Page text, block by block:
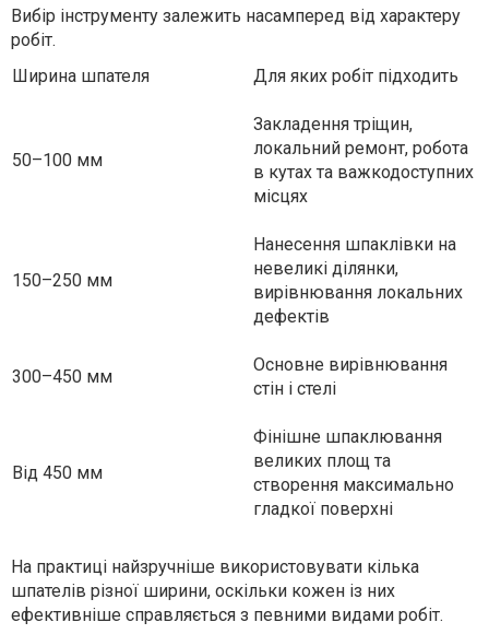
Вибір інструменту залежить насамперед від характеру
робіт.
Ширина шпателя
Для яких робіт підходить
50–100 мм
Закладення тріщин,
локальний ремонт, робота
в кутах та важкодоступних
місцях
150–250 мм
Нанесення шпаклівки на
невеликі ділянки,
вирівнювання локальних
дефектів
300–450 мм
Основне вирівнювання
стін і стелі
Від 450 мм
Фінішне шпаклювання
великих площ та
створення максимально
гладкої поверхні
На практиці найзручніше використовувати кілька
шпателів різної ширини, оскільки кожен із них
ефективніше справляється з певними видами робіт.